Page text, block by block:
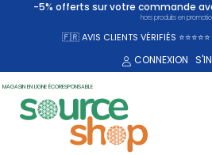
-5% offerts sur votre commande
hors produits en
🇫🇷 AVIS CLIENTS VÉRIFIÉS ⭐⭐⭐⭐⭐
CONNEXION
MAGASIN EN LIGNE ÉCORESPONSABLE